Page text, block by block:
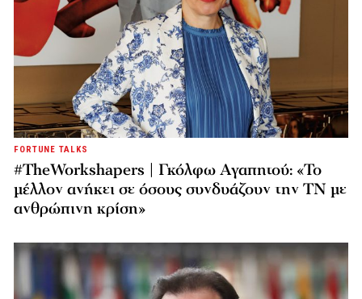
FORTUNE TALKS
#TheWorkshapers | Γκόλφω Αγαπητού: «Το
μέλλον ανήκει σε όσους συνδυάζουν την ΤΝ με
ανθρώπινη κρίση»